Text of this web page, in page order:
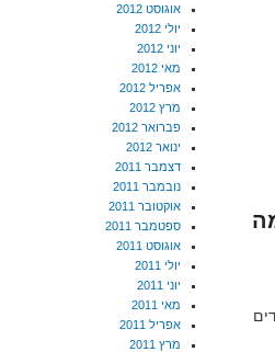
אוגוסט 2012
יולי 2012
יוני 2012
מאי 2012
אפריל 2012
מרץ 2012
פברואר 2012
ינואר 2012
דצמבר 2011
נובמבר 2011
אוקטובר 2011
ספטמבר 2011
אוגוסט 2011
יולי 2011
יוני 2011
מאי 2011
אפריל 2011
מרץ 2011